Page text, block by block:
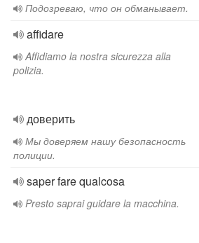
Подозреваю, что он обманывает.
affidare
Affidiamo la nostra sicurezza alla
polizia.
доверить
Мы доверяем нашу безопасность
полиции.
saper fare qualcosa
Presto saprai guidare la macchina.